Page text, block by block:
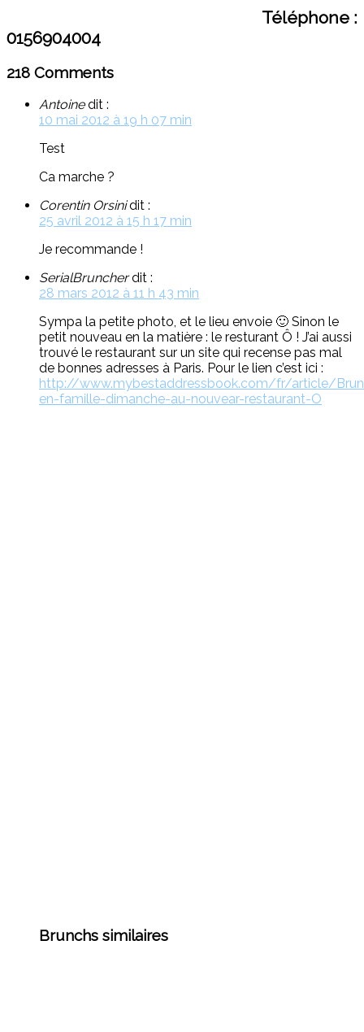
Téléphone :
0156904004
218 Comments
Antoine dit :
10 mai 2012 à 19 h 07 min
Test
Ca marche ?
Corentin Orsini dit :
25 avril 2012 à 15 h 17 min
Je recommande !
SerialBruncher dit :
28 mars 2012 à 11 h 43 min
Sympa la petite photo, et le lieu envoie 🙂 Sinon le
petit nouveau en la matière : le resturant Ô ! J’ai aussi
trouvé le restaurant sur un site qui recense pas mal
de bonnes adresses à Paris. Pour le lien c’est ici :
http://www.mybestaddressbook.com/fr/article/
en-famille-dimanche-au-nouvear-restaurant-O
Brunchs similaires